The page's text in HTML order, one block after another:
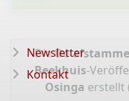
DieDe
Beekhuis-
Osinga erstellt
Newsletter
Kontakt